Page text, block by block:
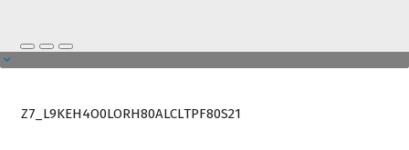
Z7_L9KEH4O0LORH80ALCLTPF80S21